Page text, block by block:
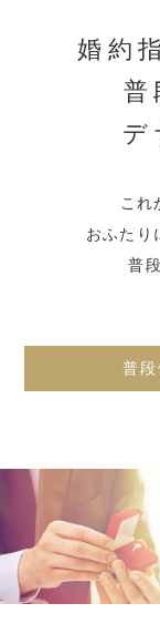
婚約
普
デ
これ
おふたり
普
普